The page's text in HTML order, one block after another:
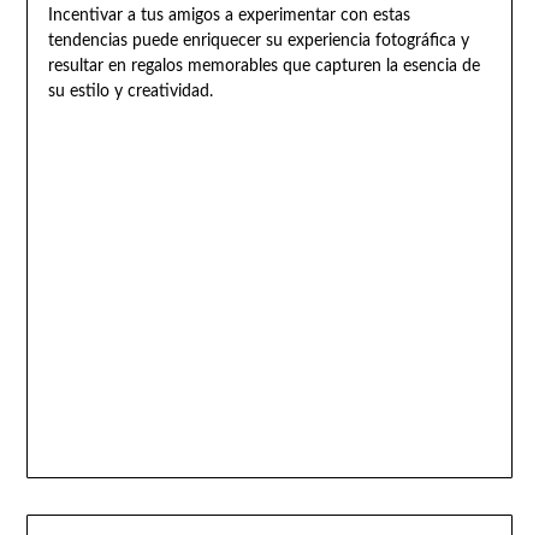
Incentivar a tus amigos a experimentar con estas
tendencias puede enriquecer su experiencia fotográfica y
resultar en regalos memorables que capturen la esencia de
su estilo y creatividad.